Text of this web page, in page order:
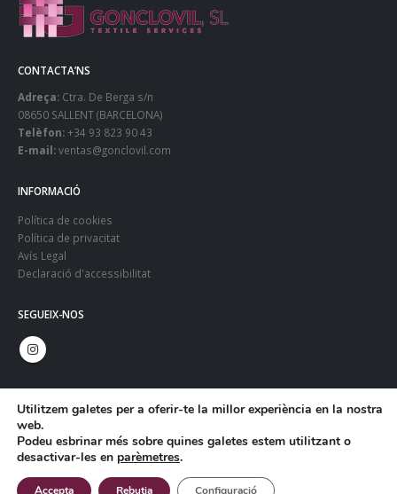
CONTACTA’NS
Adreça: Ctra. De Berga s/n
08650 SALLENT (BARCELONA)
Telèfon:+34 93 823 90 43
E-mail:ventas@gonclovil.com
INFORMACIÓ
Política de cookies
Política de privacitat
Avís Legal
Declaració d'accessibilitat
SEGUEIX-NOS
© Copyright 2024. Gonclovil - Web:Infoactiva't
Utilitzem galetes per a oferir-te la millor experiència en la nostra
web.
Podeu esbrinar més sobre quines galetes estem utilitzant o
desactivar-les en parèmetres.
Accepta Rebutja Configuració